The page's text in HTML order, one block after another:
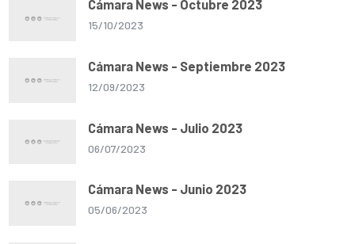
Cámara News - Octubre 2023
15/10/2023
Cámara News - Septiembre 2023
12/09/2023
Cámara News - Julio 2023
06/07/2023
Cámara News - Junio 2023
05/06/2023